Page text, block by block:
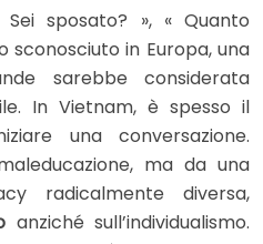
sposato? », « Quanto
sconosciuto in Europa, una
sarebbe considerata
In Vietnam, è spesso il
una conversazione.
ma da una
radicalmente diversa,
anziché sull’individualismo.